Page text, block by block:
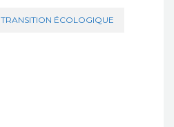
TRANSITION ÉCOLOGIQUE